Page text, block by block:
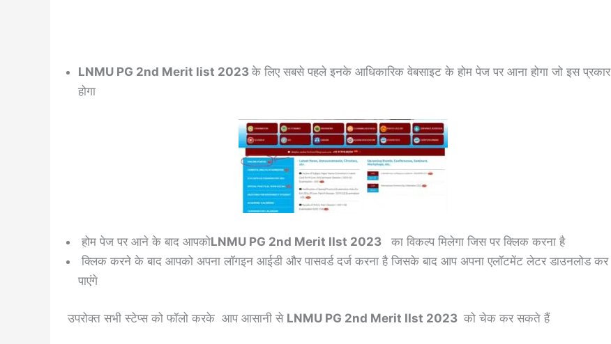
LNMU PG 2nd Merit list 2023 के लिए सबसे पहले इनके आधिकारिक वेबसाइट के होम पेज पर आना होगा जो इस प्रकार
होगा
होम पेज पर आने के बाद आपकोLNMU PG 2nd Merit lIst 2023
का विकल्प मिलेगा जिस पर क्लिक करना है
क्लिक करने के बाद आपको अपना लॉगइन आईडी और पासवर्ड दर्ज करना है जिसके बाद आप अपना एलॉटमेंट लेटर डाउनलोड कर
पाएंगे
उपरोक्त सभी स्टेप्स को फॉलो करके आप आसानी से LNMU PG 2nd Merit lIst 2023 को चेक कर सकते हैं